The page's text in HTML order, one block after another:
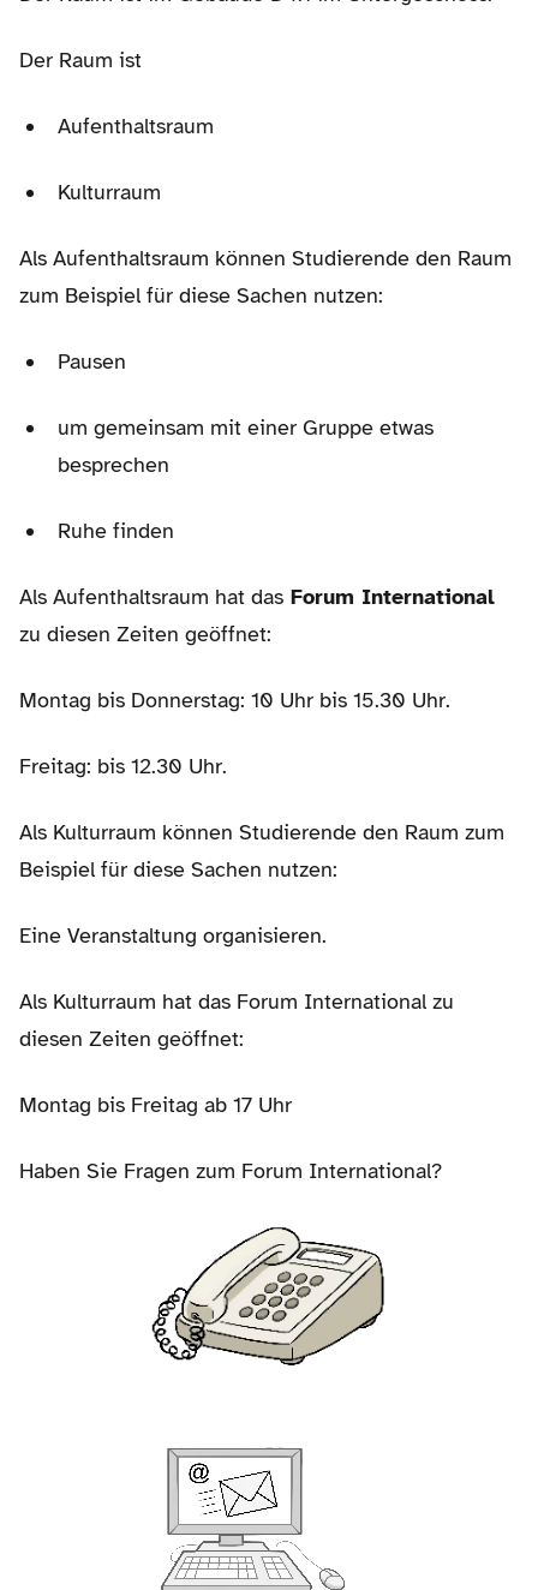
Der Raum ist
Aufenthaltsraum
Kulturraum
Als Aufenthaltsraum können Studierende den Raum
zum Beispiel für diese Sachen nutzen:
Pausen
um gemeinsam mit einer Gruppe etwas
besprechen
Ruhe finden
Als Aufenthaltsraum hat das Forum International
zu diesen Zeiten geöffnet:
Montag bis Donnerstag: 10 Uhr bis 15.30 Uhr.
Freitag: bis 12.30 Uhr.
Als Kulturraum können Studierende den Raum zum
Beispiel für diese Sachen nutzen:
Eine Veranstaltung organisieren.
Als Kulturraum hat das Forum International zu
diesen Zeiten geöffnet:
Montag bis Freitag ab 17 Uhr
Haben Sie Fragen zum Forum International?